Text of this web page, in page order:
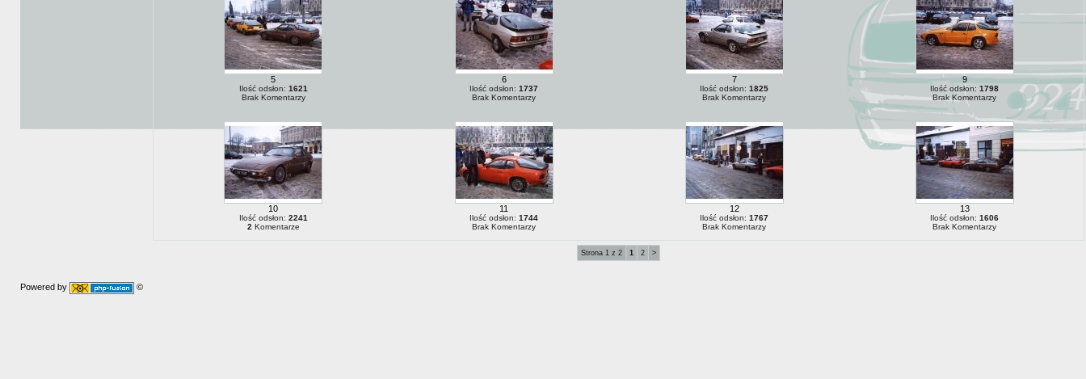
5
Ilość odsłon: 1621
Brak Komentarzy
6
Ilość odsłon: 1737
Brak Komentarzy
7
Ilość odsłon: 1825
Brak Komentarzy
9
Ilość odsłon: 1798
Brak Komentarzy
10
Ilość odsłon: 2241
2 Komentarze
11
Ilość odsłon: 1744
Brak Komentarzy
12
Ilość odsłon: 1767
Brak Komentarzy
13
Ilość odsłon: 1606
Brak Komentarzy
Strona 1 z 2 1 2 >
Powered by ©